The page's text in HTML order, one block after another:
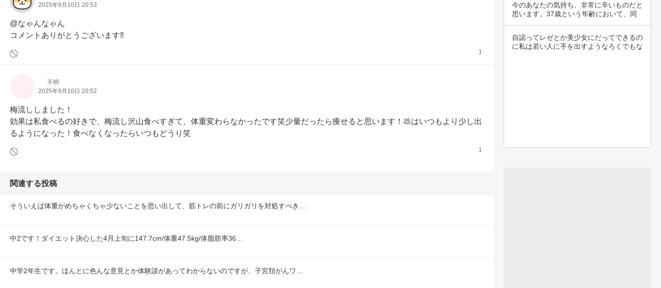
2025年9月10日 20:53
@なゃんなゃん
コメントありがとうございます‼️
1
不明
2025年9月10日 20:52
梅流ししました！
効果は私食べるの好きで、梅流し沢山食べすぎて、体重変わらなかったです笑少量だったら痩せると思います！💩はいつもより少し出
るようになった！食べなくなったらいつもどうり笑
1
関連する投稿
そういえば体重がめちゃくちゃ少ないことを思い出して、筋トレの前にガリガリを対処すべき…
中2です！ダイエット決心した4月上旬に147.7cm/体重47.5kg/体脂肪率36…
中学2年生です。ほんとに色んな意見とか体験談があってわからないのですが、子宮頚がんワ…
今のあなたの気持ち、非常に辛いものだと
思います。37歳という年齢において、同
自認ってレゼとか美少女にだってできるの
に私は若い人に手を出すようなろくでもな